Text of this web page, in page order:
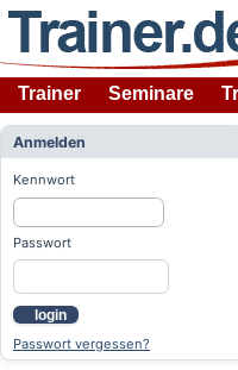
Trainer Seminare
Anmelden
Kennwort
Passwort
login
Passwort vergessen?